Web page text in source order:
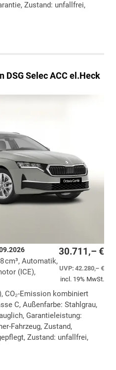
Zustand: unfallfrei,
drucken
DSG Selec ACC el.Heck
30.711,– €
UVP:42.280,– €
incl. 19% MwSt.
cm³, Automatik,
(ICE),
CO₂-Emission kombiniert
C, Außenfarbe: Stahlgrau,
Garantieleistung:
Fahrzeug, Zustand,
Zustand: unfallfrei,
drucken